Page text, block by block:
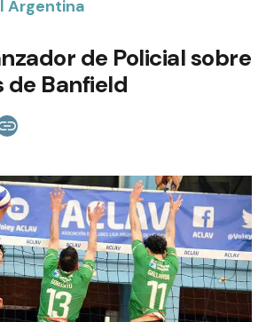
Argentina
de Policial sobre
de Banfield